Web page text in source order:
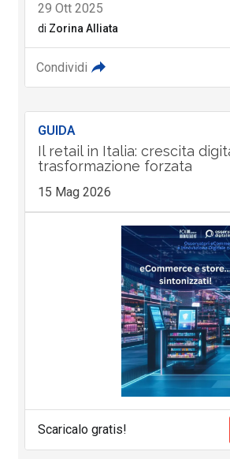
29 Ott 2025
di Zorina Alliata
Condividi
GUIDA
Il retail in Italia: crescita
trasformazione forzata
15 Mag 2026
Scaricalo gratis!